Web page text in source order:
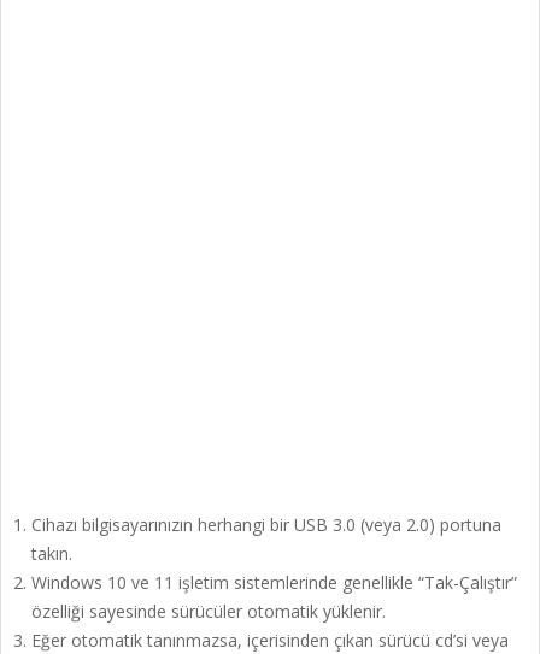
Cihazı bilgisayarınızın herhangi bir USB 3.0 (veya 2.0) portuna
takın.
Windows 10 ve 11 işletim sistemlerinde genellikle “Tak-Çalıştır”
özelliği sayesinde sürücüler otomatik yüklenir.
Eğer otomatik tanınmazsa, içerisinden çıkan sürücü cd’si veya